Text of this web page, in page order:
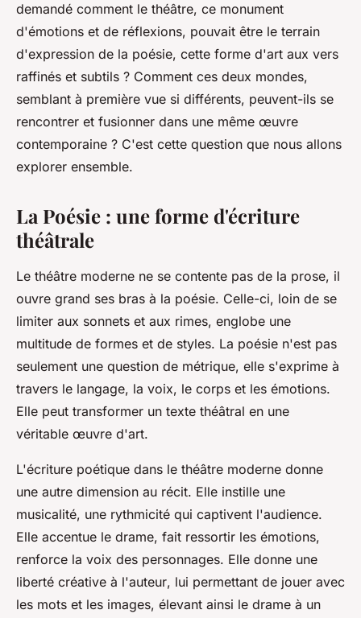
demandé comment le théâtre, ce monument
d'émotions et de réflexions, pouvait être le terrain
d'expression de la poésie, cette forme d'art aux vers
raffinés et subtils ? Comment ces deux mondes,
semblant à première vue si différents, peuvent-ils se
rencontrer et fusionner dans une même œuvre
contemporaine ? C'est cette question que nous allons
explorer ensemble.
La Poésie : une forme d'écriture
théâtrale
Le théâtre moderne ne se contente pas de la prose, il
ouvre grand ses bras à la poésie. Celle-ci, loin de se
limiter aux sonnets et aux rimes, englobe une
multitude de formes et de styles. La poésie n'est pas
seulement une question de métrique, elle s'exprime à
travers le langage, la voix, le corps et les émotions.
Elle peut transformer un texte théâtral en une
véritable œuvre d'art.
L'écriture poétique dans le théâtre moderne donne
une autre dimension au récit. Elle instille une
musicalité, une rythmicité qui captivent l'audience.
Elle accentue le drame, fait ressortir les émotions,
renforce la voix des personnages. Elle donne une
liberté créative à l'auteur, lui permettant de jouer avec
les mots et les images, élevant ainsi le drame à un